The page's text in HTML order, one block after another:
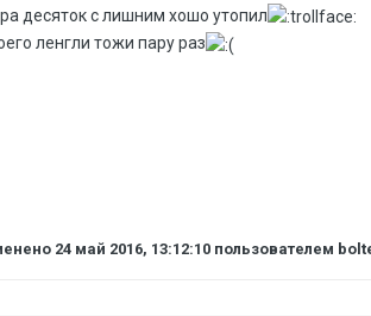
десяток с лишним хошо утопил
ленгли тожи пару раз
24 май 2016, 13:12:10 пользователем